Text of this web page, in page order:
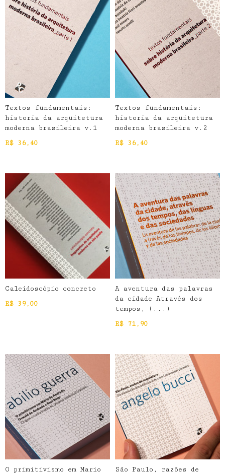
Textos fundamentais:
historia da arquitetura
moderna brasileira v.1
R$ 36,40
Textos fundamentais:
historia da arquitetura
moderna brasileira v.2
R$ 36,40
Caleidoscópio concreto
R$ 39,00
A aventura das palavras
da cidade Através dos
tempos, (...)
R$
71,90
O primitivismo em Mario
São Paulo, razões de